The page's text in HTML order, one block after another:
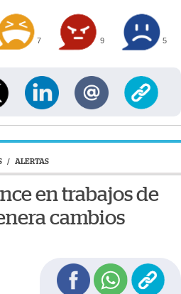
7 9 5
/ ALERTAS
en trabajos de
cambios